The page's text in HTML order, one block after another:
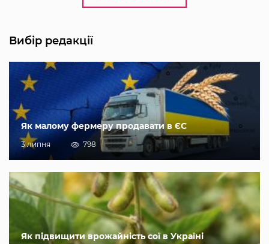
Вибір редакції
Як малому фермеру продавати в ЄС
3 липня 798
Як підвищити врожайність сої в Україні